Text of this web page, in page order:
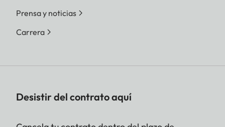
Prensa y noticias
Carrera
Desistir del contrato aquí